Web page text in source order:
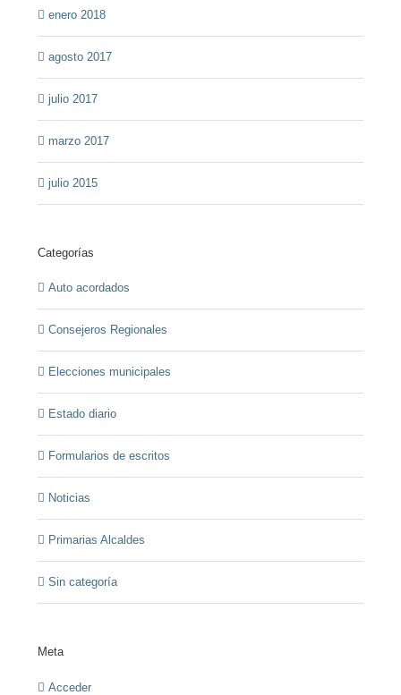
enero 2018
agosto 2017
julio 2017
marzo 2017
julio 2015
Categorías
Auto acordados
Consejeros Regionales
Elecciones municipales
Estado diario
Formularios de escritos
Noticias
Primarias Alcaldes
Sin categoría
Meta
Acceder